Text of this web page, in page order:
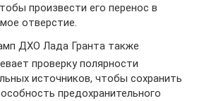
произвести его перенос в
отверстие.
ДХО Лада Гранта также
проверку полярности
источников, чтобы сохранить
предохранительного